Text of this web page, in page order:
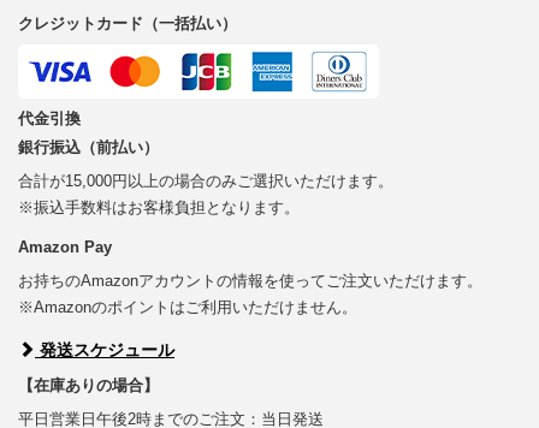
クレジットカード（一括払い）
代金引換
銀行振込（前払い）
合計が15,000円以上の場合のみご選択いただけます。
※振込手数料はお客様負担となります。
Amazon Pay
お持ちのAmazonアカウントの情報を使ってご注文いただけます。
※Amazonのポイントはご利用いただけません。
発送スケジュール
【在庫ありの場合】
平日営業日午後2時までのご注文：当日発送